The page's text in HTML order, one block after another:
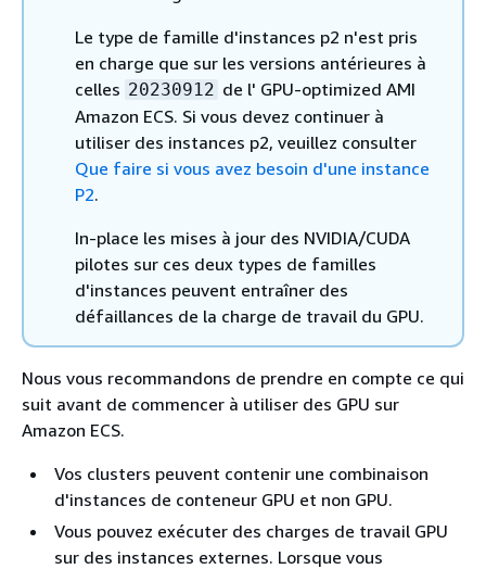
Le type de famille d'instances p2 n'est pris
en charge que sur les versions antérieures à
celles 20230912 de l' GPU-optimized AMI
Amazon ECS. Si vous devez continuer à
utiliser des instances p2, veuillez consulter
Que faire si vous avez besoin d'une instance
P2.
In-place les mises à jour des NVIDIA/CUDA
pilotes sur ces deux types de familles
d'instances peuvent entraîner des
défaillances de la charge de travail du GPU.
Nous vous recommandons de prendre en compte ce qui
suit avant de commencer à utiliser des GPU sur
Amazon ECS.
Vos clusters peuvent contenir une combinaison
d'instances de conteneur GPU et non GPU.
Vous pouvez exécuter des charges de travail GPU
sur des instances externes. Lorsque vous